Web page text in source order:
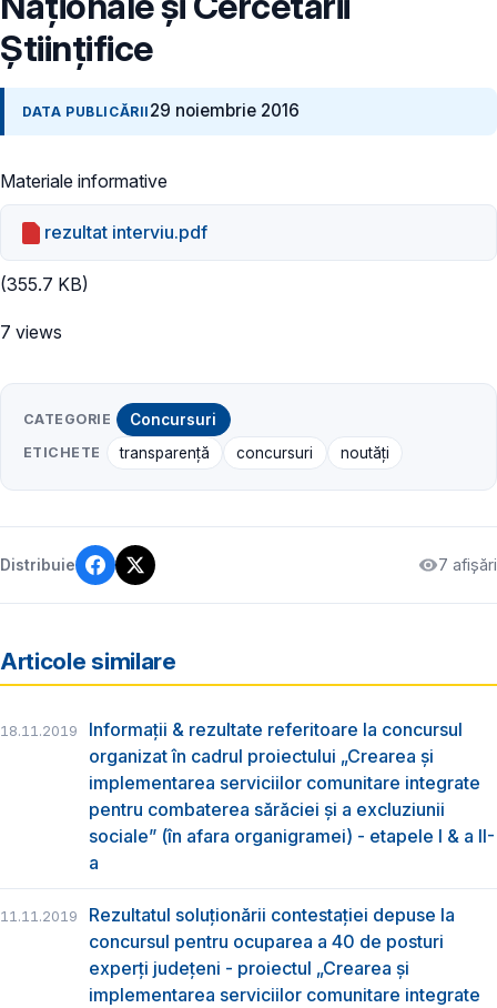
Științifice
DATA PUBLICĂRII 29 noiembrie 2016
Materiale informative
rezultat interviu.pdf
(355.7 KB)
7 views
CATEGORIE Concursuri
ETICHETE transparență concursuri noutăți
Distribuie 7 afișări
Articole similare
18.11.2019
Informații & rezultate referitoare la concursul
organizat în cadrul proiectului „Crearea și
implementarea serviciilor comunitare integrate
pentru combaterea sărăciei și a excluziunii
sociale” (în afara organigramei) - etapele I & a II-
a
11.11.2019
Rezultatul soluționării contestației depuse la
concursul pentru ocuparea a 40 de posturi
experți județeni - proiectul „Crearea și
implementarea serviciilor comunitare integrate